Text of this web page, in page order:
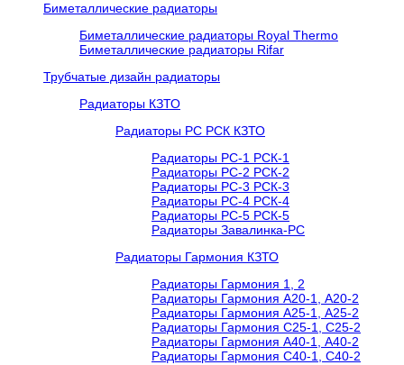
Биметаллические радиаторы
Биметаллические радиаторы Royal Thermo
Биметаллические радиаторы Rifar
Трубчатые дизайн радиаторы
Радиаторы КЗТО
Радиаторы РС РСК КЗТО
Радиаторы РС-1 РСК-1
Радиаторы РС-2 РСК-2
Радиаторы РС-3 РСК-3
Радиаторы РС-4 РСК-4
Радиаторы РС-5 РСК-5
Радиаторы Завалинка-РС
Радиаторы Гармония КЗТО
Радиаторы Гармония 1, 2
Радиаторы Гармония А20-1, А20-2
Радиаторы Гармония А25-1, А25-2
Радиаторы Гармония С25-1, С25-2
Радиаторы Гармония А40-1, А40-2
Радиаторы Гармония С40-1, С40-2